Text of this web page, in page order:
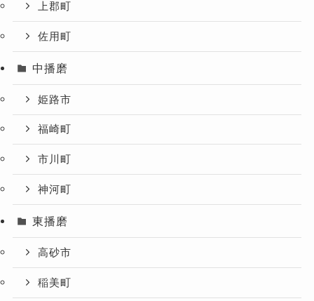
上郡町
佐用町
中播磨
姫路市
福崎町
市川町
神河町
東播磨
高砂市
稲美町